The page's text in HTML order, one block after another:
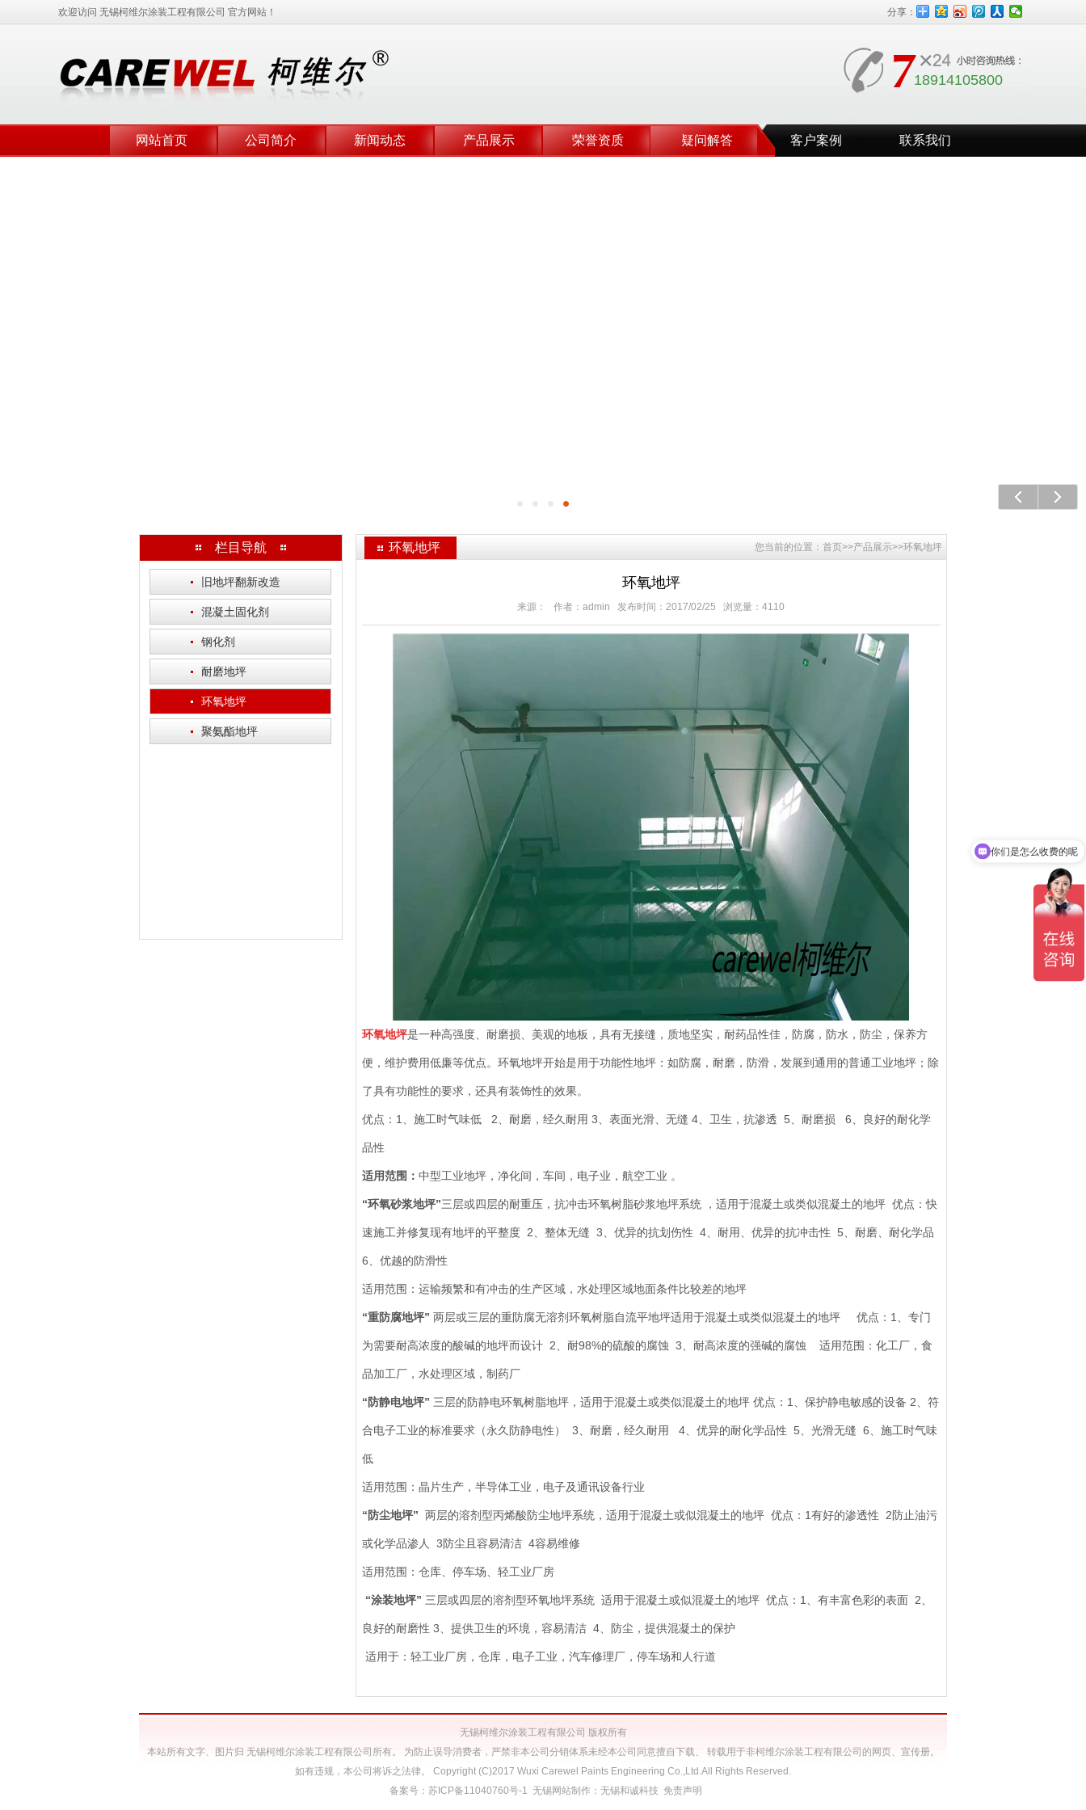
欢迎访问 无锡柯维尔涂装工程有限公司 官方网站！ 分享：
18914105800
网站首页 公司简介 新闻动态 产品展示 荣誉资质 疑问解答 客户案例 联系我们
栏目导航
·旧地坪翻新改造
·
混凝土固化剂
·
钢化剂
·耐磨地坪
·
环氧地坪
·
聚氨酯地坪
环氧地坪 您当前的位置： 首页>>产品展示>>环氧地坪
环氧地坪
来源： 作者：admin 发布时间：2017/02/25 浏览量：4110
环氧地坪是一种高强度、耐磨损、美观的地板，具有无接缝，质地坚实，耐药品性佳，防腐，防水，防尘，保养方
便，维护费用低廉等优点。环氧地坪开始是用于功能性地坪：如防腐，耐磨，防滑，发展到通用的普通工业地坪；除
了具有功能性的要求，还具有装饰性的效果。
优点：1、施工时气味低 2、耐磨，经久耐用 3、表面光滑、无缝 4、卫生，抗渗透 5、耐磨损 6、良好的耐化学
品性
适用范围：中型工业地坪，净化间，车间，电子业，航空工业 。
“环氧砂浆地坪”三层或四层的耐重压，抗冲击环氧树脂砂浆地坪系统 ，适用于混凝土或类似混凝土的地坪 优点：快
速施工并修复现有地坪的平整度 2、整体无缝 3、优异的抗划伤性 4、耐用、优异的抗冲击性 5、耐磨、耐化学品
6、优越的防滑性
适用范围：运输频繁和有冲击的生产区域，水处理区域地面条件比较差的地坪
“重防腐地坪” 两层或三层的重防腐无溶剂环氧树脂自流平地坪适用于混凝土或类似混凝土的地坪 优点：1、专门
为需要耐高浓度的酸碱的地坪而设计 2、耐98%的硫酸的腐蚀 3、耐高浓度的强碱的腐蚀 适用范围：化工厂，食
品加工厂，水处理区域，制药厂
“防静电地坪” 三层的防静电环氧树脂地坪，适用于混凝土或类似混凝土的地坪 优点：1、保护静电敏感的设备 2、符
合电子工业的标准要求（永久防静电性） 3、耐磨，经久耐用 4、优异的耐化学品性 5、光滑无缝 6、施工时气味
低
适用范围：晶片生产，半导体工业，电子及通讯设备行业
“防尘地坪” 两层的溶剂型丙烯酸防尘地坪系统，适用于混凝土或似混凝土的地坪 优点：1有好的渗透性 2防止油污
或化学品渗人 3防尘且容易清洁 4容易维修
适用范围：仓库、停车场、轻工业厂房
“涂装地坪” 三层或四层的溶剂型环氧地坪系统 适用于混凝土或似混凝土的地坪 优点：1、有丰富色彩的表面 2、
良好的耐磨性 3、提供卫生的环境，容易清洁 4、防尘，提供混凝土的保护
适用于：轻工业厂房，仓库，电子工业，汽车修理厂，停车场和人行道
无锡柯维尔涂装工程有限公司 版权所有
本站所有文字、图片归 无锡柯维尔涂装工程有限公司所有。 为防止误导消费者，严禁非本公司分销体系未经本公司同意擅自下载、 转载用于非柯维尔涂装工程有限公司的网页、宣传册。
如有违规，本公司将诉之法律。 Copyright (C)2017 Wuxi Carewel Paints Engineering Co.,Ltd.All Rights Reserved.
备案号： 苏ICP备11040760号-1 无锡网站制作 ： 无锡和诚科技 免责声明
你们是怎么收费的呢
现在有优惠活动吗